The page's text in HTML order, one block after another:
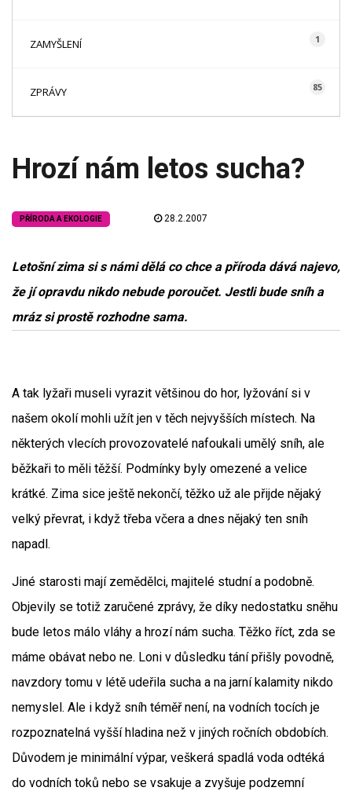
ZAMYŠLENÍ 1
ZPRÁVY 85
Hrozí nám letos sucha?
PŘÍRODA A EKOLOGIE 28.2.2007
Letošní zima si s námi dělá co chce a příroda dává najevo,
že jí opravdu nikdo nebude poroučet. Jestli bude sníh a
mráz si prostě rozhodne sama.
A tak lyžaři museli vyrazit většinou do hor, lyžování si v
našem okolí mohli užít jen v těch nejvyšších místech. Na
některých vlecích provozovatelé nafoukali umělý sníh, ale
běžkaři to měli těžší. Podmínky byly omezené a velice
krátké. Zima sice ještě nekončí, těžko už ale přijde nějaký
velký převrat, i když třeba včera a dnes nějaký ten sníh
napadl.
Jiné starosti mají zemědělci, majitelé studní a podobně.
Objevily se totiž zaručené zprávy, že díky nedostatku sněhu
bude letos málo vláhy a hrozí nám sucha. Těžko říct, zda se
máme obávat nebo ne. Loni v důsledku tání přišly povodně,
navzdory tomu v létě udeřila sucha a na jarní kalamity nikdo
nemyslel. Ale i když sníh téměř není, na vodních tocích je
rozpoznatelná vyšší hladina než v jiných ročních obdobích.
Důvodem je minimální výpar, veškerá spadlá voda odtéká
do vodních toků nebo se vsakuje a zvyšuje podzemní